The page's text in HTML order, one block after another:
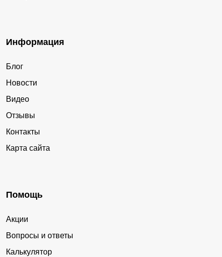
Информация
Блог
Новости
Видео
Отзывы
Контакты
Карта сайта
Помощь
Акции
Вопросы и ответы
Калькулятор